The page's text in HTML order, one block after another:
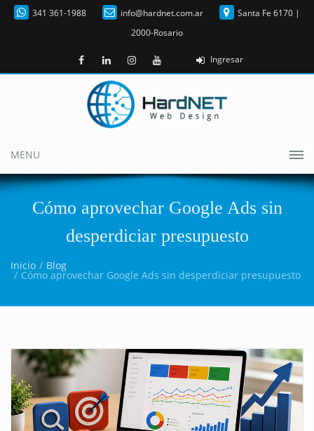
341 361-1988 info@hardnet.com.ar
Santa Fe 6170 |
2000-Rosario
Ingresar
MENU
Cómo aprovechar Google Ads sin
desperdiciar presupuesto
Inicio Blog
Cómo aprovechar Google Ads sin desperdiciar presupuesto